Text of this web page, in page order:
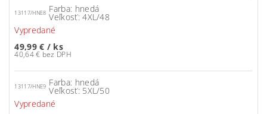
13117/HNE8 Farba: hnedá
Veľkosť: 4XL/48
Vypredané
49,99 € / ks
40,64 € bez DPH
13117/HNE9 Farba: hnedá
Veľkosť: 5XL/50
Vypredané